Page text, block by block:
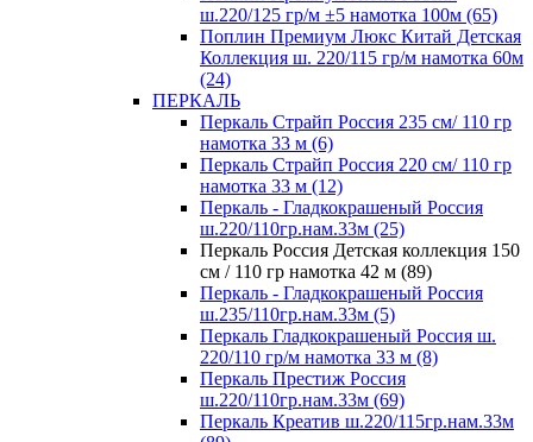
ш.220/125 гр/м ±5 намотка 100м (65)
Поплин Премиум Люкс Китай Детская
Коллекция ш. 220/115 гр/м намотка 60м
(24)
ПЕРКАЛЬ
Перкаль Страйп Россия 235 см/ 110 гр
намотка 33 м (6)
Перкаль Страйп Россия 220 см/ 110 гр
намотка 33 м (12)
Перкаль - Гладкокрашеный Россия
ш.220/110гр.нам.33м (25)
Перкаль Россия Детская коллекция 150
см / 110 гр намотка 42 м (89)
Перкаль - Гладкокрашеный Россия
ш.235/110гр.нам.33м (5)
Перкаль Гладкокрашеный Россия ш.
220/110 гр/м намотка 33 м (8)
Перкаль Престиж Россия
ш.220/110гр.нам.33м (69)
Перкаль Креатив ш.220/115гр.нам.33м